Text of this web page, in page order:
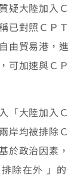
疑大陸加入
已對照ＣＰ
由貿易港，
可加速與Ｃ
大陸加入
岸均被排除
於政治因素
除在外 」